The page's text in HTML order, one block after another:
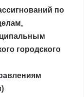
по
городского